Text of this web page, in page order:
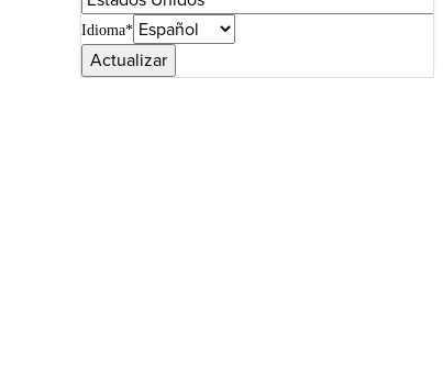
Idioma*
Actualizar